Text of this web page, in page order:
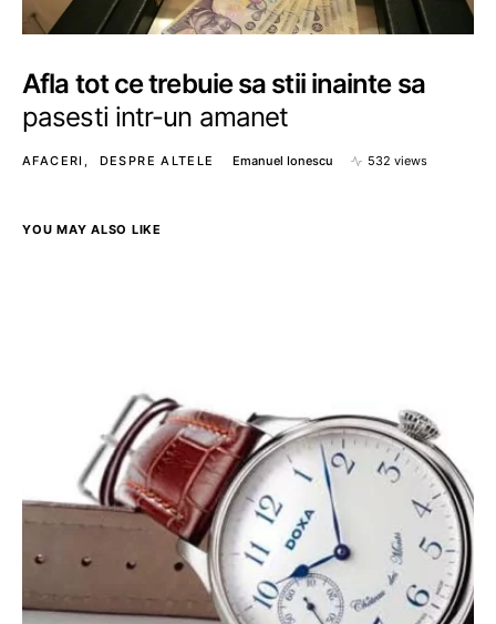
Afla tot ce trebuie sa stii inainte sa
pasesti intr-un amanet
AFACERI DESPRE ALTELE Emanuel Ionescu 532 views
YOU MAY ALSO LIKE